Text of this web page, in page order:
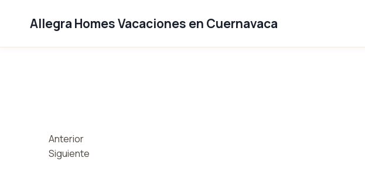
Allegra Homes Vacaciones en Cuernavaca
Anterior
Siguiente